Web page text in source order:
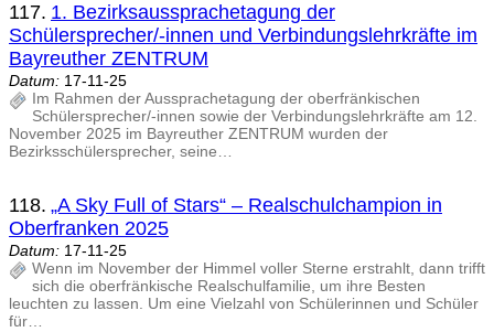
117. 1. Bezirksaussprachetagung der
Schülersprecher/-innen und Verbindungslehrkräfte im
Bayreuther ZENTRUM
Datum: 17-11-25
Im Rahmen der Aussprachetagung der oberfränkischen
Schülersprecher/-innen sowie der Verbindungslehrkräfte am 12.
November 2025 im Bayreuther ZENTRUM wurden der
Bezirksschülersprecher, seine…
118. „A Sky Full of Stars“ – Realschulchampion in
Oberfranken 2025
Datum: 17-11-25
Wenn im November der Himmel voller Sterne erstrahlt, dann trifft
sich die oberfränkische Realschulfamilie, um ihre Besten
leuchten zu lassen. Um eine Vielzahl von Schülerinnen und Schüler
für…